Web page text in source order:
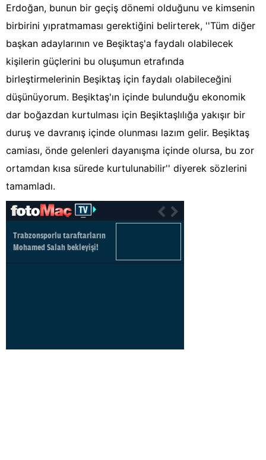
Erdoğan, bunun bir geçiş dönemi olduğunu ve kimsenin
birbirini yıpratmaması gerektiğini belirterek, ''Tüm diğer
başkan adaylarının ve Beşiktaş'a faydalı olabilecek
kişilerin güçlerini bu oluşumun etrafında
birleştirmelerinin Beşiktaş için faydalı olabileceğini
düşünüyorum. Beşiktaş'ın içinde bulunduğu ekonomik
dar boğazdan kurtulması için Beşiktaşlılığa yakışır bir
duruş ve davranış içinde olunması lazım gelir. Beşiktaş
camiası, önde gelenleri dayanışma içinde olursa, bu zor
ortamdan kısa sürede kurtulunabilir'' diyerek sözlerini
tamamladı.